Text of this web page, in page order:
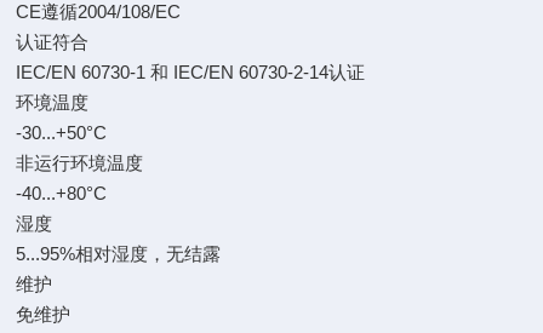
CE遵循2004/108/EC
认证符合
IEC/EN 60730-1 和 IEC/EN 60730-2-14认证
环境温度
-30...+50°C
非运行环境温度
-40...+80°C
湿度
5...95%相对湿度，无结露
维护
免维护